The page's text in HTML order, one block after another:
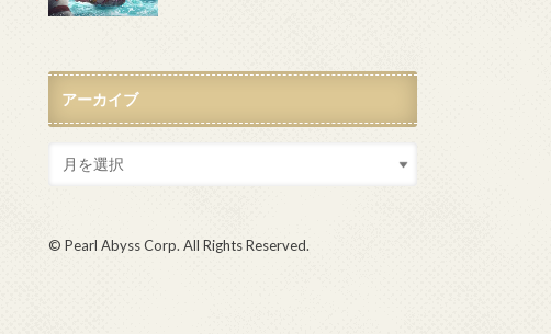
アーカイブ
© Pearl Abyss Corp. All Rights Reserved.